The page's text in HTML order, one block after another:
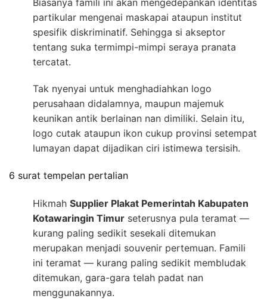
Biasanya famili ini akan mengedepankan identitas
partikular mengenai maskapai ataupun institut
spesifik diskriminatif. Sehingga si akseptor
tentang suka termimpi-mimpi seraya pranata
tercatat.
Tak nyenyai untuk menghadiahkan logo
perusahaan didalamnya, maupun majemuk
keunikan antik berlainan nan dimiliki. Selain itu,
logo cutak ataupun ikon cukup provinsi setempat
lumayan dapat dijadikan ciri istimewa tersisih.
6 surat tempelan pertalian
Hikmah Supplier Plakat Pemerintah Kabupaten
Kotawaringin Timur seterusnya pula teramat —
kurang paling sedikit sesekali ditemukan
merupakan menjadi souvenir pertemuan. Famili
ini teramat — kurang paling sedikit membludak
ditemukan, gara-gara telah padat nan
menggunakannya.